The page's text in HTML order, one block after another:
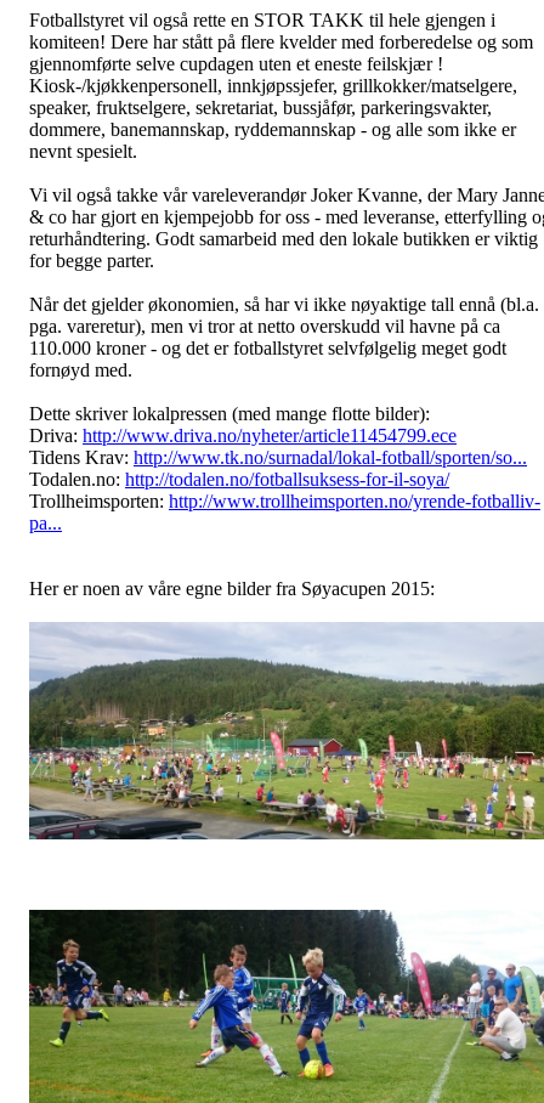
Fotballstyret vil også rette en STOR TAKK til hele gjengen i
komiteen! Dere har stått på flere kvelder med forberedelse og som
gjennomførte selve cupdagen uten et eneste feilskjær !
Kiosk-/kjøkkenpersonell, innkjøpssjefer, grillkokker/matselgere,
speaker, fruktselgere, sekretariat, bussjåfør, parkeringsvakter,
dommere, banemannskap, ryddemannskap - og alle som ikke er
nevnt spesielt.
Vi vil også takke vår vareleverandør Joker Kvanne, der Mary
& co har gjort en kjempejobb for oss - med leveranse, etterfylling
returhåndtering. Godt samarbeid med den lokale butikken er viktig
for begge parter.
Når det gjelder økonomien, så har vi ikke nøyaktige tall ennå (bl.a.
pga. vareretur), men vi tror at netto overskudd vil havne på ca
110.000 kroner - og det er fotballstyret selvfølgelig meget godt
fornøyd med.
Dette skriver lokalpressen (med mange flotte bilder):
Driva: http://www.driva.no/nyheter/article11454799.ece
Tidens Krav: http://www.tk.no/surnadal/lokal-fotball/sporten/so...
Todalen.no: http://todalen.no/fotballsuksess-for-il-soya/
Trollheimsporten: http://www.trollheimsporten.no/yrende-fotballiv-
pa...
Her er noen av våre egne bilder fra Søyacupen 2015: